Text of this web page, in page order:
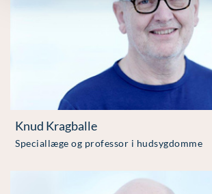
Knud Kragballe
Speciallæge og professor i hudsygdomme